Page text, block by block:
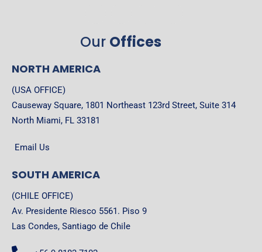
Our Offices
NORTH AMERICA
(USA OFFICE)
Causeway Square, 1801 Northeast 123rd Street, Suite 314
North Miami, FL 33181
Email Us
SOUTH AMERICA
(CHILE OFFICE)
Av. Presidente Riesco 5561. Piso 9
Las Condes, Santiago de Chile